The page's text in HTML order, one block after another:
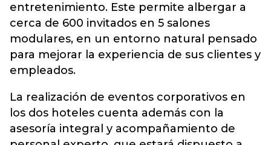
entretenimiento. Este permite albergar a
cerca de 600 invitados en 5 salones
modulares, en un entorno natural pensado
para mejorar la experiencia de sus clientes y
empleados.
La realización de eventos corporativos en
los dos hoteles cuenta además con la
asesoría integral y acompañamiento de